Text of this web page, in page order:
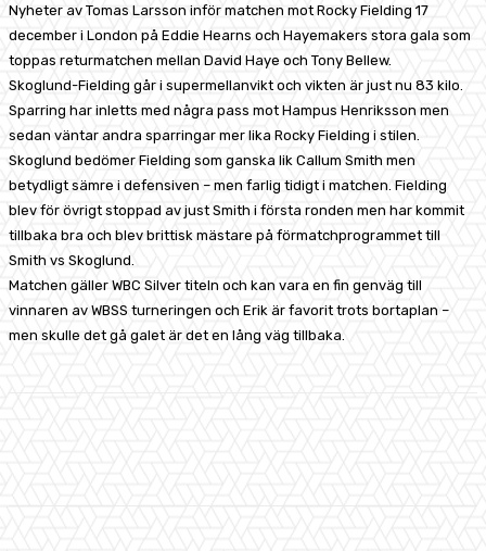
Nyheter av Tomas Larsson inför matchen mot Rocky Fielding 17
december i London på Eddie Hearns och Hayemakers stora gala som
toppas returmatchen mellan David Haye och Tony Bellew.
Skoglund-Fielding går i supermellanvikt och vikten är just nu 83 kilo.
Sparring har inletts med några pass mot Hampus Henriksson men
sedan väntar andra sparringar mer lika Rocky Fielding i stilen.
Skoglund bedömer Fielding som ganska lik Callum Smith men
betydligt sämre i defensiven – men farlig tidigt i matchen. Fielding
blev för övrigt stoppad av just Smith i första ronden men har kommit
tillbaka bra och blev brittisk mästare på förmatchprogrammet till
Smith vs Skoglund.
Matchen gäller WBC Silver titeln och kan vara en fin genväg till
vinnaren av WBSS turneringen och Erik är favorit trots bortaplan –
men skulle det gå galet är det en lång väg tillbaka.